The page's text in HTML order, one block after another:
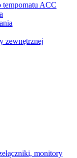
ACC
zewnętrznej
monitory